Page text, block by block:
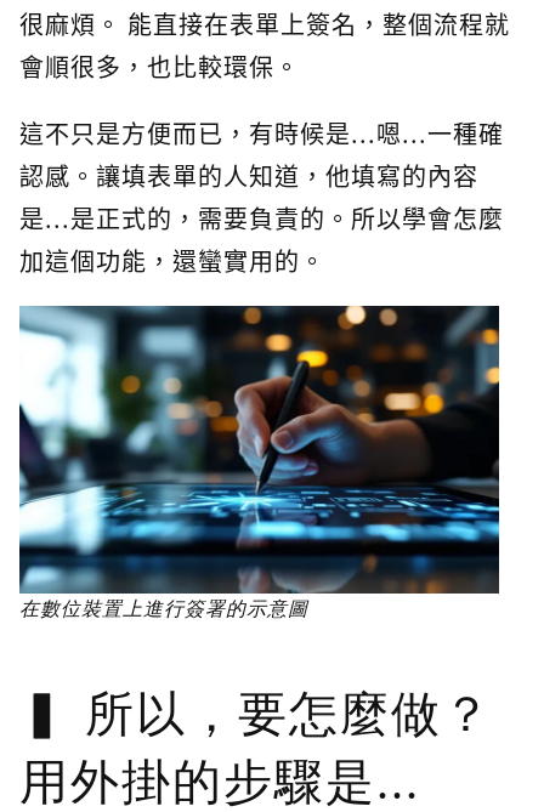
很麻煩。 能直接在表單上簽名，整個流程就
會順很多，也比較環保。
這不只是方便而已，有時候是...嗯...一種確
認感。讓填表單的人知道，他填寫的內容
是...是正式的，需要負責的。所以學會怎麼
加這個功能，還蠻實用的。
在數位裝置上進行簽署的示意圖
所以，要怎麼做？
用外掛的步驟是...